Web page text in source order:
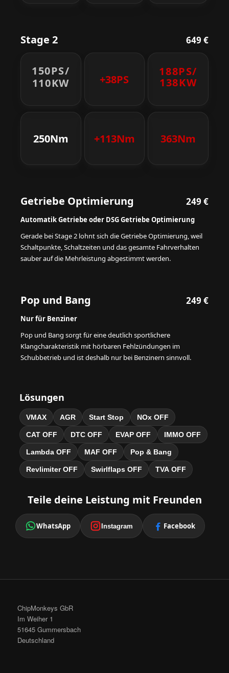
Stage 2 649 €
150PS/
110KW
+38PS
188PS/
138KW
250Nm +113Nm 363Nm
Getriebe Optimierung 249 €
Automatik Getriebe oder DSG Getriebe Optimierung
Gerade bei Stage 2 lohnt sich die Getriebe Optimierung, weil
Schaltpunkte, Schaltzeiten und das gesamte Fahrverhalten
sauber auf die Mehrleistung abgestimmt werden.
Pop und Bang 249 €
Nur für Benziner
Pop und Bang sorgt für eine deutlich sportlichere
Klangcharakteristik mit hörbaren Fehlzündungen im
Schubbetrieb und ist deshalb nur bei Benzinern sinnvoll.
Lösungen
VMAX AGR Start Stop NOx OFF
CAT OFF DTC OFF EVAP OFF IMMO OFF
Lambda OFF MAF OFF Pop & Bang
Revlimiter OFF Swirlflaps OFF TVA OFF
Teile deine Leistung mit Freunden
WhatsApp Instagram Facebook
ChipMonkeys GbR
Im Weiher 1
51645 Gummersbach
Deutschland